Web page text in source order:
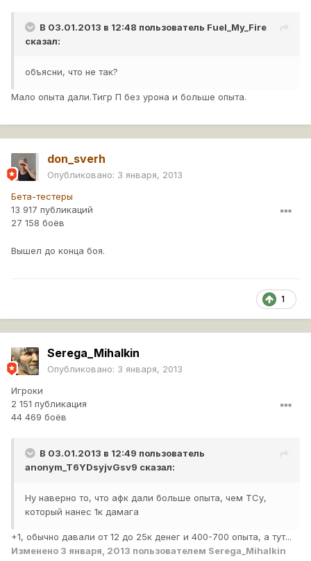
В 03.01.2013 в 12:48 пользователь Fuel_My_Fire
сказал:
объясни, что не так?
Мало опыта дали.Тигр П без урона и больше опыта.
don_sverh
Опубликовано: 3 января, 2013
Бета-тестеры
13 917 публикаций
27 158 боёв
Вышел до конца боя.
1
Serega_Mihalkin
Опубликовано: 3 января, 2013
Игроки
2 151 публикация
44 469 боёв
В 03.01.2013 в 12:49 пользователь
anonym_T6YDsyjvGsv9 сказал:
Ну наверно то, что афк дали больше опыта, чем ТСу,
который нанес 1к дамага
+1, обычно давали от 12 до 25к денег и 400-700 опыта, а тут...
Изменено 3 января, 2013 пользователем Serega_Mihalkin